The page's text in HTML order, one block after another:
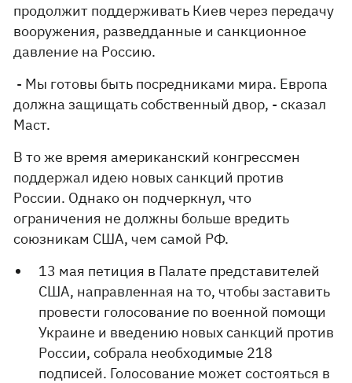
продолжит поддерживать Киев через передачу
вооружения, разведданные и санкционное
давление на Россию.
- Мы готовы быть посредниками мира. Европа
должна защищать собственный двор, - сказал
Маст.
В то же время американский конгрессмен
поддержал идею новых санкций против
России. Однако он подчеркнул, что
ограничения не должны больше вредить
союзникам США, чем самой РФ.
13 мая петиция в Палате представителей
США, направленная на то, чтобы заставить
провести голосование по военной помощи
Украине и введению новых санкций против
России, собрала необходимые 218
подписей. Голосование может состояться в